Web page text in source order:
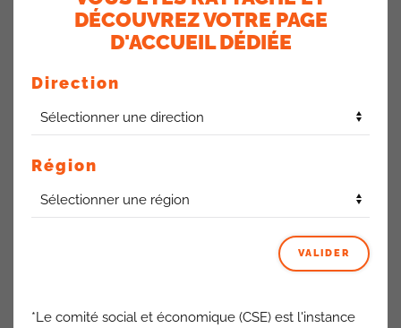
différents réseaux de distribution, condition essentielle pour
améliorer nos conditions de travail.
Des inquiétudes persistent
suscitent nos plus vives préoccupations. Tout d’abord, la
Direction de ce département a démontré une connaissance
approximative de ses propres équipes lors de la
confondant les effectifs. Cette situation révèle un
management déconnecté du terrain, particulièrement
entiers.
DÉCOUVREZ VOTRE PAGE
D'ACCUEIL DÉDIÉE
Direction
Région
VALIDER
*Le comité social et économique (CSE) est l'instance